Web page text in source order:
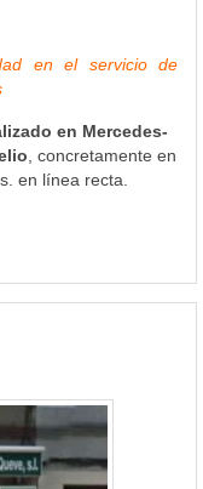
en el servicio de
en Mercedes-
, concretamente en
en línea recta.